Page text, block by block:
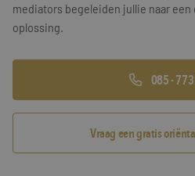
Contact
mediators begeleiden jullie naar een
oplossing.
085 -
Vraag een gratis